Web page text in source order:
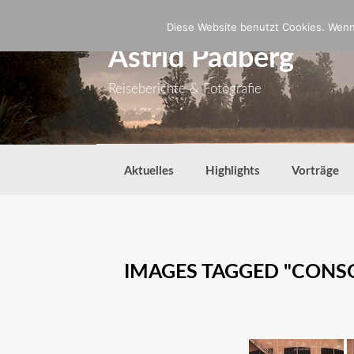
Astrid Padberg
Reiseberichte & Fotografie
Aktuelles Highlights Vorträge
IMAGES TAGGED
Diese Website benutzt Cookies.